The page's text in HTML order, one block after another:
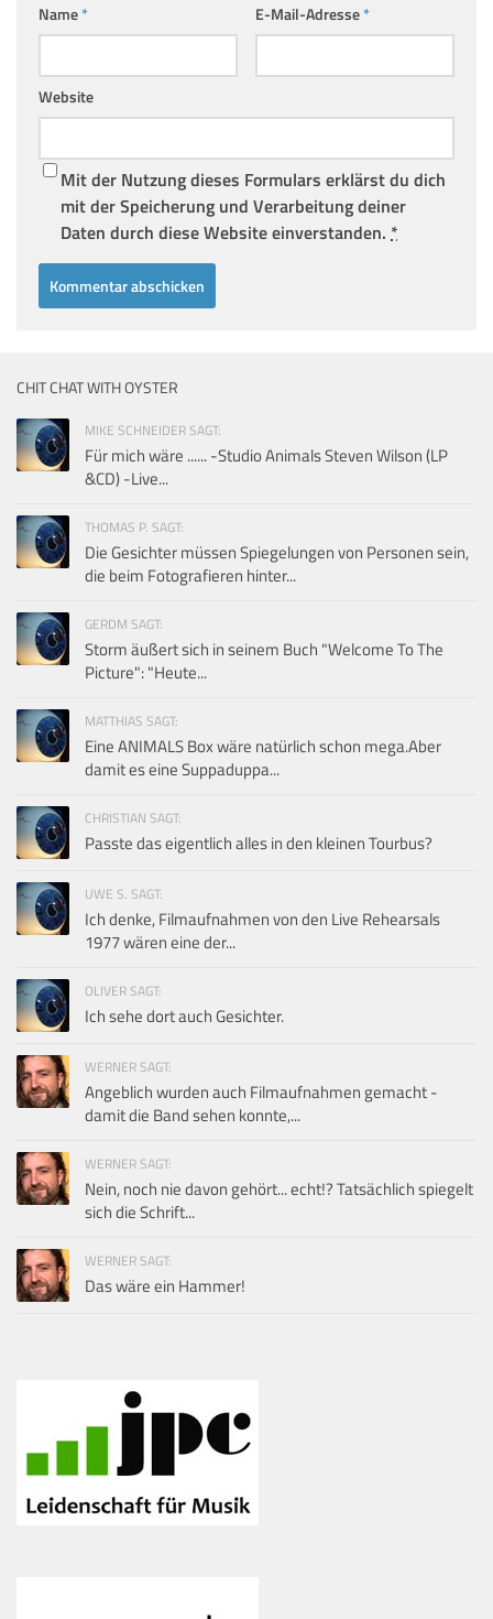
Name* E-Mail-Adresse*
Website
Mit der Nutzung dieses Formulars erklärst du dich
mit der Speicherung und Verarbeitung deiner
Daten durch diese Website einverstanden. *
CHIT CHAT WITH OYSTER
MIKE SCHNEIDER SAGT:
Für mich wäre ...... -Studio Animals Steven Wilson (LP
&CD) -Live...
THOMAS P. SAGT:
Die Gesichter müssen Spiegelungen von Personen sein,
die beim Fotografieren hinter...
GERDM SAGT:
Storm äußert sich in seinem Buch "Welcome To The
Picture": "Heute...
MATTHIAS SAGT:
Eine ANIMALS Box wäre natürlich schon mega.Aber
damit es eine Suppaduppa...
CHRISTIAN SAGT:
Passte das eigentlich alles in den kleinen Tourbus?
UWE S. SAGT:
Ich denke, Filmaufnahmen von den Live Rehearsals
1977 wären eine der...
OLIVER SAGT:
Ich sehe dort auch Gesichter.
WERNER SAGT:
Angeblich wurden auch Filmaufnahmen gemacht -
damit die Band sehen konnte,...
WERNER SAGT:
Nein, noch nie davon gehört... echt!? Tatsächlich spiegelt
sich die Schrift...
WERNER SAGT:
Das wäre ein Hammer!